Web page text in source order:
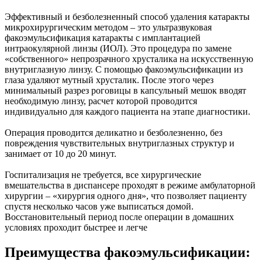
Эффективный и безболезненный способ удаления катаракты
микрохирургическим методом – это ультразвуковая
факоэмульсификация катаракты с имплантацией
интраокулярной линзы (ИОЛ). Это процедура по замене
«собственного» непрозрачного хрусталика на искусственную
внутриглазную линзу. С помощью факоэмульсификации из
глаза удаляют мутный хрусталик. После этого через
минимальный разрез роговицы в капсульный мешок вводят
необходимую линзу, расчет которой проводится
индивидуально для каждого пациента на этапе диагностики.
Операция проводится деликатно и безболезненно, без
повреждения чувствительных внутриглазных структур и
занимает от 10 до 20 минут.
Госпитализация не требуется, все хирургические
вмешательства в диспансере проходят в режиме амбулаторной
хирургии – «хирургия одного дня», что позволяет пациенту
спустя несколько часов уже выписаться домой.
Восстановительный период после операции в домашних
условиях проходит быстрее и легче
Преимущества факоэмульсификации: